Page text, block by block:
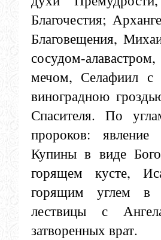
Благочестия;
Благовещения,
сосудом-
мечом, Селафиил с
виноградною
Спасителя. По
пророков:
Купины в виде
горящем кусте,
горящим углем
лествицы с
затворенных врат.